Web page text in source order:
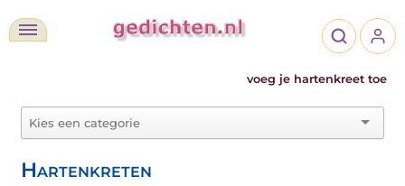
voeg je hartenkreet toe
Hartenkreten